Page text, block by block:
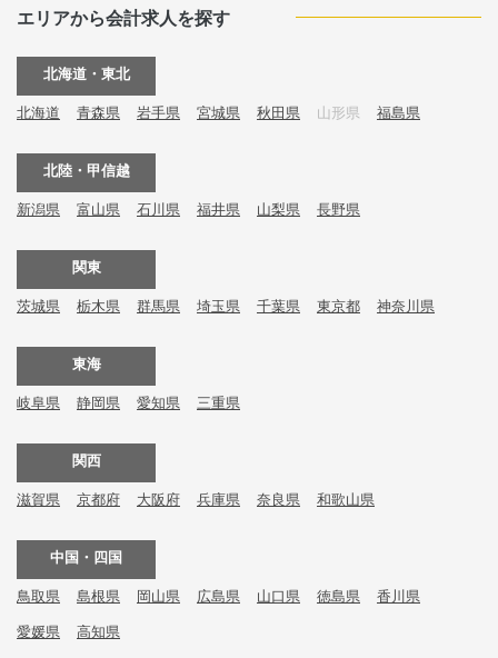
エリアから会計求人を探す
北海道・東北
北海道 青森県 岩手県 宮城県 秋田県 山形県 福島県
北陸・甲信越
新潟県 富山県 石川県 福井県 山梨県 長野県
関東
茨城県 栃木県 群馬県 埼玉県 千葉県 東京都 神奈川県
東海
岐阜県 静岡県 愛知県 三重県
関西
滋賀県 京都府 大阪府 兵庫県 奈良県 和歌山県
中国・四国
鳥取県 島根県 岡山県 広島県 山口県 徳島県 香川県
愛媛県 高知県